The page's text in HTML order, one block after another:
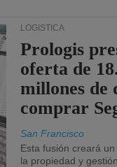
LOGÍSTICA
Prologis
oferta de
millones de
comprar
San Francisco
Esta fusión creará
la propiedad y